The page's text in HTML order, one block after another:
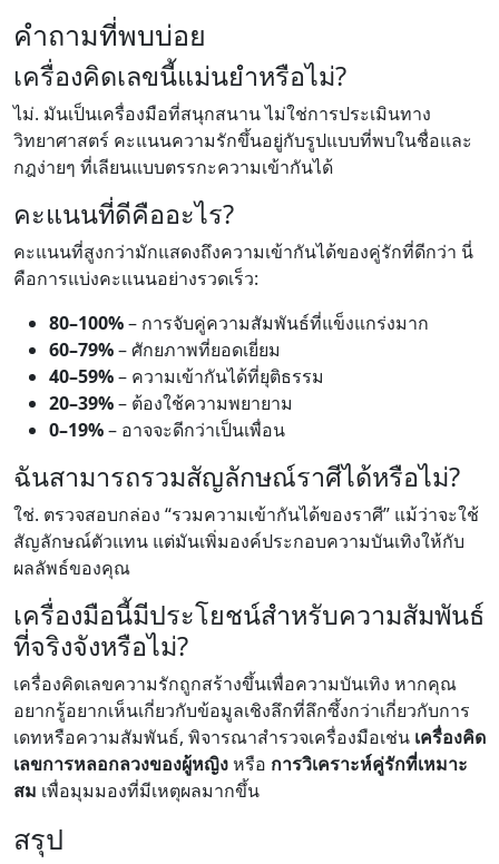
คำถามที่พบบ่อย
เครื่องคิดเลขนี้แม่นยำหรือไม่?
ไม่. มันเป็นเครื่องมือที่สนุกสนาน ไม่ใช่การประเมินทาง
วิทยาศาสตร์ คะแนนความรักขึ้นอยู่กับรูปแบบที่พบในชื่อและ
กฎง่ายๆ ที่เลียนแบบตรรกะความเข้ากันได้
คะแนนที่ดีคืออะไร?
คะแนนที่สูงกว่ามักแสดงถึงความเข้ากันได้ของคู่รักที่ดีกว่า นี่
คือการแบ่งคะแนนอย่างรวดเร็ว:
80–100%– การจับคู่ความสัมพันธ์ที่แข็งแกร่งมาก
60–79%– ศักยภาพที่ยอดเยี่ยม
40–59%– ความเข้ากันได้ที่ยุติธรรม
20–39%– ต้องใช้ความพยายาม
0–19%– อาจจะดีกว่าเป็นเพื่อน
ฉันสามารถรวมสัญลักษณ์ราศีได้หรือไม่?
ใช่. ตรวจสอบกล่อง “รวมความเข้ากันได้ของราศี” แม้ว่าจะใช้
สัญลักษณ์ตัวแทน แต่มันเพิ่มองค์ประกอบความบันเทิงให้กับ
ผลลัพธ์ของคุณ
เครื่องมือนี้มีประโยชน์สำหรับความสัมพันธ์
ที่จริงจังหรือไม่?
เครื่องคิดเลขความรักถูกสร้างขึ้นเพื่อความบันเทิง หากคุณ
อยากรู้อยากเห็นเกี่ยวกับข้อมูลเชิงลึกที่ลึกซึ้งกว่าเกี่ยวกับการ
เดทหรือความสัมพันธ์, พิจารณาสำรวจเครื่องมือเช่น เครื่องคิด
เลขการหลอกลวงของผู้หญิงหรือ การวิเคราะห์คู่รักที่เหมาะ
สม เพื่อมุมมองที่มีเหตุผลมากขึ้น
สรุป